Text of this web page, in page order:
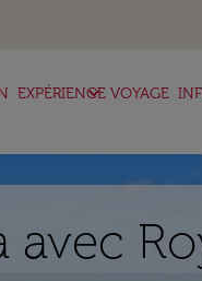
EXPÉRIENCE VOYAGE
keyboard_arrow_down
avec